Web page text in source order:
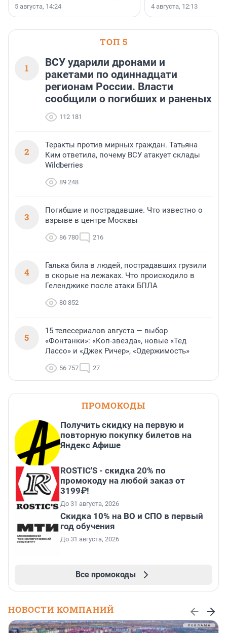
ярких и романтичных номинаций —
«SUP-свадьба».
5 августа, 14:24
раз компания
посетителям
4 августа, 12:13
ТОП 5
1
ВСУ ударили дронами и
ракетами по одиннадцати
регионам России. Власти
сообщили о погибших и раненых
112 181
2
Теракты против мирных граждан. Татьяна
Ким ответила, почему ВСУ атакует склады
Wildberries
89 248
3
Погибшие и пострадавшие. Что известно о
взрыве в центре Москвы
86 780 216
4
Галька била в людей, пострадавших грузили
в скорые на лежаках. Что происходило в
Геленджике после атаки БПЛА
80 852
5
15 телесериалов августа — выбор
«Фонтанки»: «Коп-звезда», новые «Тед
Лассо» и «Джек Ричер», «Одержимость»
56 757 27
ПРОМОКОДЫ
Получить скидку на первую и
повторную покупку билетов на
Яндекс Афише
ROSTIC'S - скидка 20% по
промокоду на любой заказ от
3199₽!
До 31 августа, 2026
Скидка 10% на ВО и СПО в первый
год обучения
До 31 августа, 2026
Все промокоды
НОВОСТИ КОМПАНИЙ